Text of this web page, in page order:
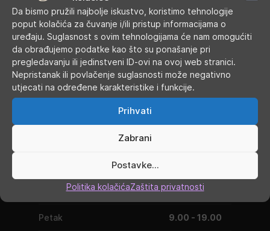
Da bismo pružili najbolje iskustvo, koristimo tehnologije
poput kolačića za čuvanje i/ili pristup informacijama o
uređaju. Suglasnost s ovim tehnologijama će nam omogućiti
da obrađujemo podatke kao što su ponašanje pri
pregledavanju ili jedinstveni ID-ovi na ovoj web stranici.
Nepristanak ili povlačenje suglasnosti može negativno
utjecati na određene karakteristike i funkcije.
Prihvati
Zabrani
Postavke...
Politika kolačićaZaštita privatnosti
RADNO VRIJEME
Četvrtak 9.00 - 16.00
Petak 9.00 - 19.00